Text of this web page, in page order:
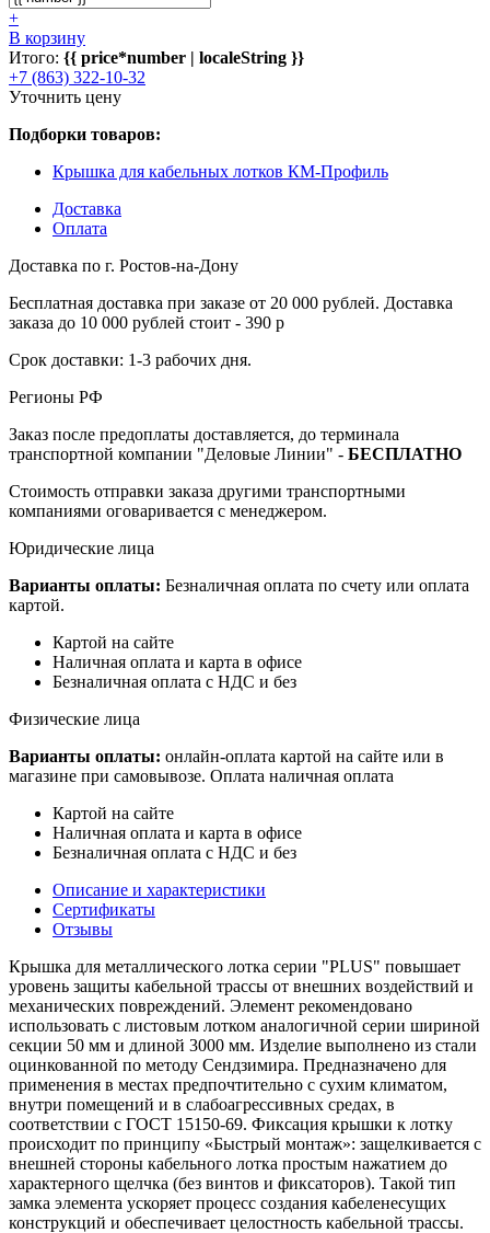
+
В корзину
Итого: {{ price*number | localeString }}
+7 (863) 322-10-32
Уточнить цену
Подборки товаров:
Крышка для кабельных лотков КМ-Профиль
Доставка
Оплата
Доставка по г. Ростов-на-Дону
Бесплатная доставка при заказе от 20 000 рублей. Доставка
заказа до 10 000 рублей стоит - 390 р
Срок доставки: 1-3 рабочих дня.
Регионы РФ
Заказ после предоплаты доставляется, до терминала
транспортной компании "Деловые Линии" - БЕСПЛАТНО
Стоимость отправки заказа другими транспортными
компаниями оговаривается с менеджером.
Юридические лица
Варианты оплаты: Безналичная оплата по счету или оплата
картой.
Картой на сайте
Наличная оплата и карта в офисе
Безналичная оплата с НДС и без
Физические лица
Варианты оплаты: онлайн-оплата картой на сайте или в
магазине при самовывозе. Оплата наличная оплата
Картой на сайте
Наличная оплата и карта в офисе
Безналичная оплата с НДС и без
Описание и характеристики
Сертификаты
Отзывы
Крышка для металлического лотка серии "PLUS" повышает
уровень защиты кабельной трассы от внешних воздействий и
механических повреждений. Элемент рекомендовано
использовать с листовым лотком аналогичной серии шириной
секции 50 мм и длиной 3000 мм. Изделие выполнено из стали
оцинкованной по методу Сендзимира. Предназначено для
применения в местах предпочтительно с сухим климатом,
внутри помещений и в слабоагрессивных средах, в
соответствии с ГОСТ 15150-69. Фиксация крышки к лотку
происходит по принципу «Быстрый монтаж»: защелкивается с
внешней стороны кабельного лотка простым нажатием до
характерного щелчка (без винтов и фиксаторов). Такой тип
замка элемента ускоряет процесс создания кабеленесущих
конструкций и обеспечивает целостность кабельной трассы.